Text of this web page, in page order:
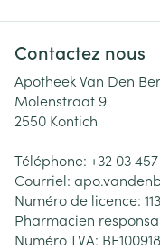
Contactez nous
Apotheek Van Den
Molenstraat 9
2550 Kontich
Téléphone: +32 03
Courriel:
Numéro de licence:
Pharmacien
Numéro TVA: